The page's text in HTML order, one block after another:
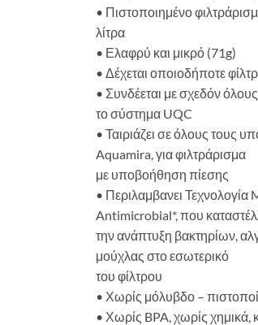
• Πιστοποιημένο
λίτρα
• Ελαφρύ και μικρό (71g)
• Δέχεται οποιοδήποτε
• Συνδέεται με σχεδόν
το σύστημα UQC
• Ταιριάζει σε όλους τους
Aquamira, για φιλτράρισμα
με υποβοήθηση πίεσης
• Περιλαμβανει
Antimicrobial*, που
την ανάπτυξη βακτηρίων,
μούχλας στο εσωτερικό
του φίλτρου
• Χωρίς μόλυβδο –
• Χωρίς BPA, χωρίς χημικά,